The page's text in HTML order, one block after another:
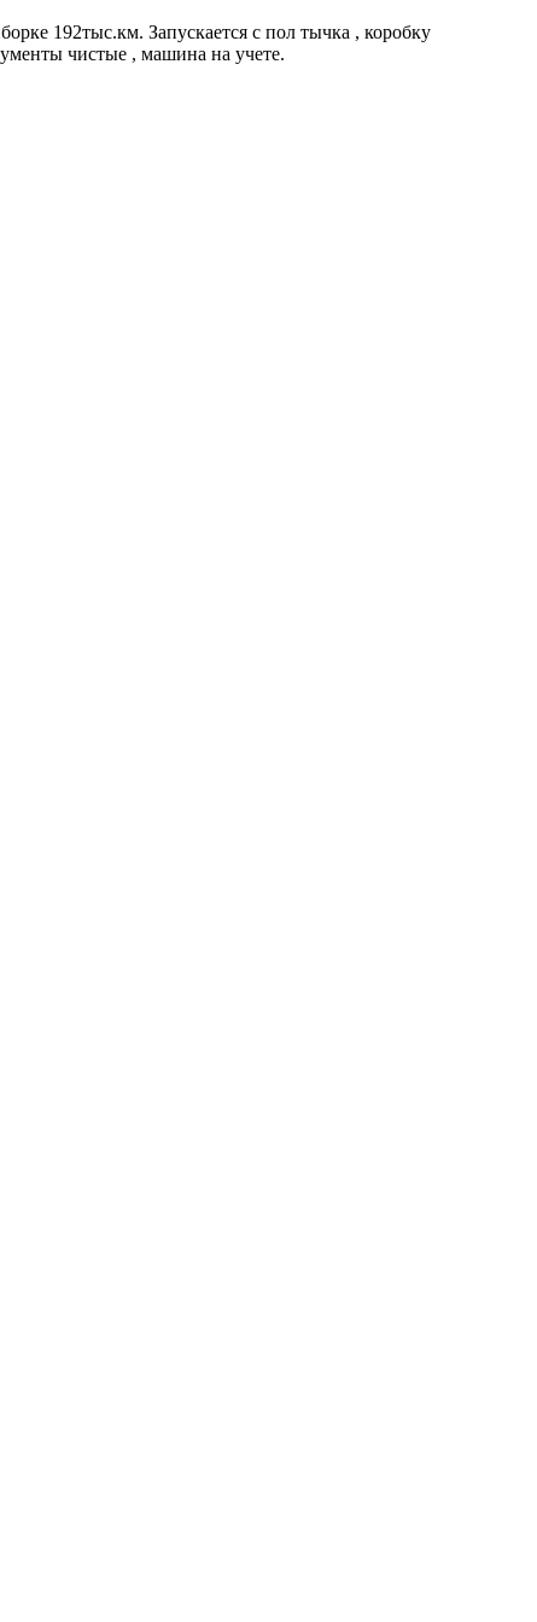
192тыс.км. Запускается с пол тычка , коробку
чистые , машина на учете.